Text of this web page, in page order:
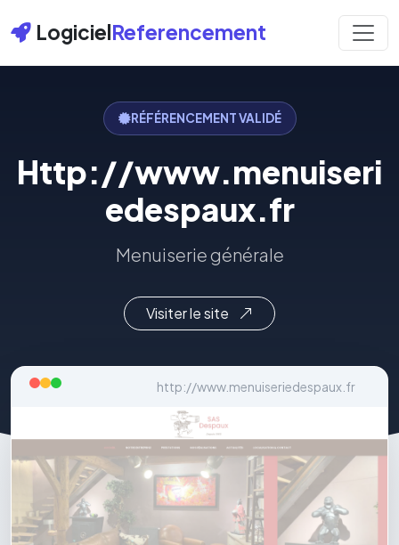
LogicielReferencement
RÉFÉRENCEMENT VALIDÉ
Http://www.menuiseri
edespaux.fr
Menuiserie générale
Visiter le site
http://www.menuiseriedespaux.fr